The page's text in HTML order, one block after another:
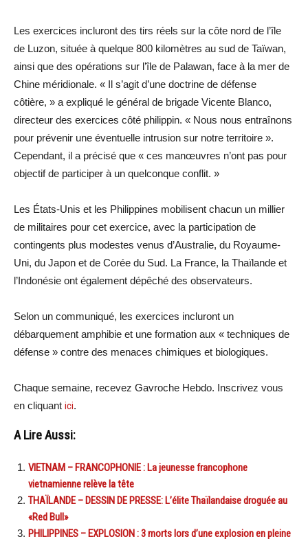
Les exercices incluront des tirs réels sur la côte nord de l’île
de Luzon, située à quelque 800 kilomètres au sud de Taïwan,
ainsi que des opérations sur l’île de Palawan, face à la mer de
Chine méridionale. « Il s’agit d’une doctrine de défense
côtière, » a expliqué le général de brigade Vicente Blanco,
directeur des exercices côté philippin. « Nous nous entraînons
pour prévenir une éventuelle intrusion sur notre territoire ».
Cependant, il a précisé que « ces manœuvres n’ont pas pour
objectif de participer à un quelconque conflit. »
Les États-Unis et les Philippines mobilisent chacun un millier
de militaires pour cet exercice, avec la participation de
contingents plus modestes venus d’Australie, du Royaume-
Uni, du Japon et de Corée du Sud. La France, la Thaïlande et
l’Indonésie ont également dépêché des observateurs.
Selon un communiqué, les exercices incluront un
débarquement amphibie et une formation aux « techniques de
défense » contre des menaces chimiques et biologiques.
Chaque semaine, recevez Gavroche Hebdo. Inscrivez vous
en cliquant ici.
A Lire Aussi:
VIETNAM – FRANCOPHONIE : La jeunesse francophone
vietnamienne relève la tête
THAÏLANDE – DESSIN DE PRESSE: L’élite Thaïlandaise droguée au
«Red Bull»
PHILIPPINES – EXPLOSION : 3 morts lors d’une explosion en pleine